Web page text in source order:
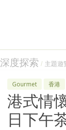
深度探索 / 主題遊
Gourmet 香港
港式情
日下午